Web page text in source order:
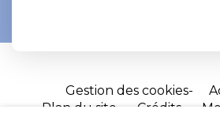
Gestion des cookies
Plan du site
Crédits